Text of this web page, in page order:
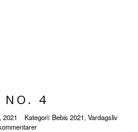
NO. 4
2021 Kategori:Bebis 2021, Vardagsliv